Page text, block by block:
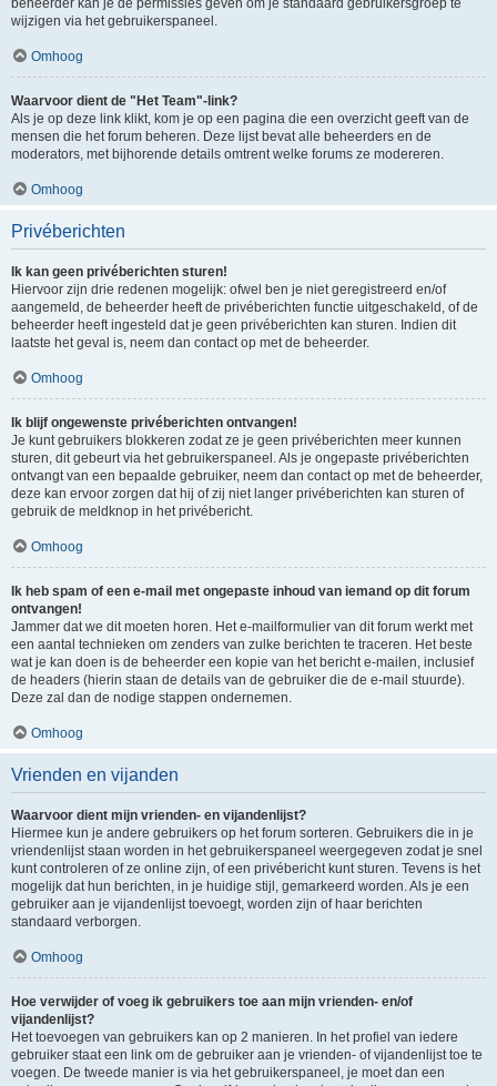
beheerder kan je de permissies geven om je standaard gebruikersgroep te
wijzigen via het gebruikerspaneel.
Omhoog
Waarvoor dient de "Het Team"-link?
Als je op deze link klikt, kom je op een pagina die een overzicht geeft van de
mensen die het forum beheren. Deze lijst bevat alle beheerders en de
moderators, met bijhorende details omtrent welke forums ze modereren.
Omhoog
Privéberichten
Ik kan geen privéberichten sturen!
Hiervoor zijn drie redenen mogelijk: ofwel ben je niet geregistreerd en/of
aangemeld, de beheerder heeft de privéberichten functie uitgeschakeld, of de
beheerder heeft ingesteld dat je geen privéberichten kan sturen. Indien dit
laatste het geval is, neem dan contact op met de beheerder.
Omhoog
Ik blijf ongewenste privéberichten ontvangen!
Je kunt gebruikers blokkeren zodat ze je geen privéberichten meer kunnen
sturen, dit gebeurt via het gebruikerspaneel. Als je ongepaste privéberichten
ontvangt van een bepaalde gebruiker, neem dan contact op met de beheerder,
deze kan ervoor zorgen dat hij of zij niet langer privéberichten kan sturen of
gebruik de meldknop in het privébericht.
Omhoog
Ik heb spam of een e-mail met ongepaste inhoud van iemand op dit forum
ontvangen!
Jammer dat we dit moeten horen. Het e-mailformulier van dit forum werkt met
een aantal technieken om zenders van zulke berichten te traceren. Het beste
wat je kan doen is de beheerder een kopie van het bericht e-mailen, inclusief
de headers (hierin staan de details van de gebruiker die de e-mail stuurde).
Deze zal dan de nodige stappen ondernemen.
Omhoog
Vrienden en vijanden
Waarvoor dient mijn vrienden- en vijandenlijst?
Hiermee kun je andere gebruikers op het forum sorteren. Gebruikers die in je
vriendenlijst staan worden in het gebruikerspaneel weergegeven zodat je snel
kunt controleren of ze online zijn, of een privébericht kunt sturen. Tevens is het
mogelijk dat hun berichten, in je huidige stijl, gemarkeerd worden. Als je een
gebruiker aan je vijandenlijst toevoegt, worden zijn of haar berichten
standaard verborgen.
Omhoog
Hoe verwijder of voeg ik gebruikers toe aan mijn vrienden- en/of
vijandenlijst?
Het toevoegen van gebruikers kan op 2 manieren. In het profiel van iedere
gebruiker staat een link om de gebruiker aan je vrienden- of vijandenlijst toe te
voegen. De tweede manier is via het gebruikerspaneel, je moet dan een